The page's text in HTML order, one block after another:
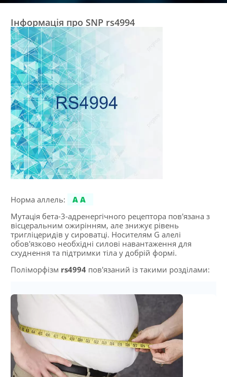
Інформація про SNP rs4994
Норма аллель:
AA
Мутація бета-3-адренергічного рецептора пов'язана з
вісцеральним ожирінням, але знижує рівень
тригліцеридів у сироватці. Носителям G алелі
обов'язково необхідні силові навантаження для
схуднення та підтримки тіла у добрій формі.
Поліморфізм rs4994пов'язаний із такими розділами: